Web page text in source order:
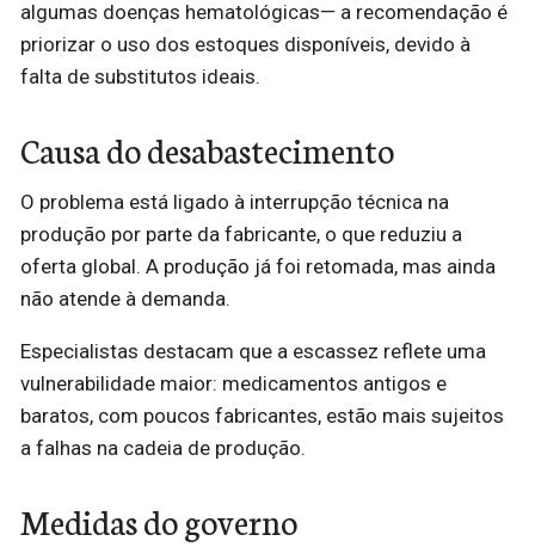
algumas doenças hematológicas— a recomendação é
priorizar o uso dos estoques disponíveis, devido à
falta de substitutos ideais.
Causa do desabastecimento
O problema está ligado à interrupção técnica na
produção por parte da fabricante, o que reduziu a
oferta global. A produção já foi retomada, mas ainda
não atende à demanda.
Especialistas destacam que a escassez reflete uma
vulnerabilidade maior: medicamentos antigos e
baratos, com poucos fabricantes, estão mais sujeitos
a falhas na cadeia de produção.
Medidas do governo